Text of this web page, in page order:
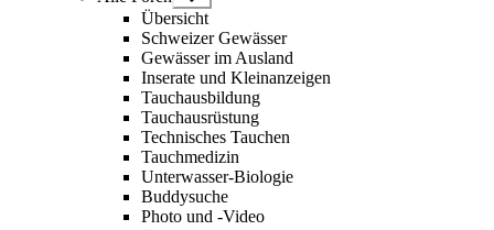
anzeigen
Übersicht
Schweizer Gewässer
Gewässer im Ausland
Inserate und Kleinanzeigen
Tauchausbildung
Tauchausrüstung
Technisches Tauchen
Tauchmedizin
Unterwasser-Biologie
Buddysuche
Photo und -Video